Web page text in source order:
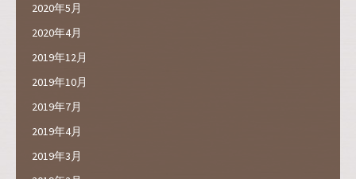
2020年5月
2020年4月
2019年12月
2019年10月
2019年7月
2019年4月
2019年3月